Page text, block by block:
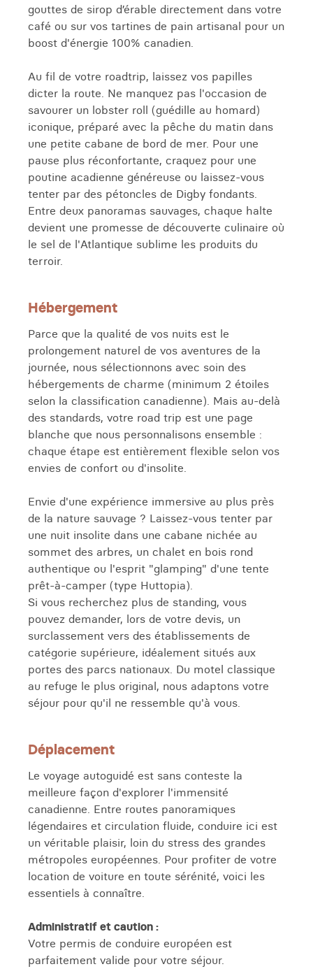
gouttes de sirop d’érable directement dans votre
café ou sur vos tartines de pain artisanal pour un
boost d'énergie 100% canadien.
Au fil de votre roadtrip, laissez vos papilles
dicter la route. Ne manquez pas l'occasion de
savourer un lobster roll (guédille au homard)
iconique, préparé avec la pêche du matin dans
une petite cabane de bord de mer. Pour une
pause plus réconfortante, craquez pour une
poutine acadienne généreuse ou laissez-vous
tenter par des pétoncles de Digby fondants.
Entre deux panoramas sauvages, chaque halte
devient une promesse de découverte culinaire où
le sel de l'Atlantique sublime les produits du
terroir.
Hébergement
Parce que la qualité de vos nuits est le
prolongement naturel de vos aventures de la
journée, nous sélectionnons avec soin des
hébergements de charme (minimum 2 étoiles
selon la classification canadienne). Mais au-delà
des standards, votre road trip est une page
blanche que nous personnalisons ensemble :
chaque étape est entièrement flexible selon vos
envies de confort ou d'insolite.
Envie d'une expérience immersive au plus près
de la nature sauvage ? Laissez-vous tenter par
une nuit insolite dans une cabane nichée au
sommet des arbres, un chalet en bois rond
authentique ou l'esprit "glamping" d'une tente
prêt-à-camper (type Huttopia).
Si vous recherchez plus de standing, vous
pouvez demander, lors de votre devis, un
surclassement vers des établissements de
catégorie supérieure, idéalement situés aux
portes des parcs nationaux. Du motel classique
au refuge le plus original, nous adaptons votre
séjour pour qu'il ne ressemble qu'à vous.
Déplacement
Le voyage autoguidé est sans conteste la
meilleure façon d'explorer l'immensité
canadienne. Entre routes panoramiques
légendaires et circulation fluide, conduire ici est
un véritable plaisir, loin du stress des grandes
métropoles européennes. Pour profiter de votre
location de voiture en toute sérénité, voici les
essentiels à connaître.
Administratif et caution :
Votre permis de conduire européen est
parfaitement valide pour votre séjour.